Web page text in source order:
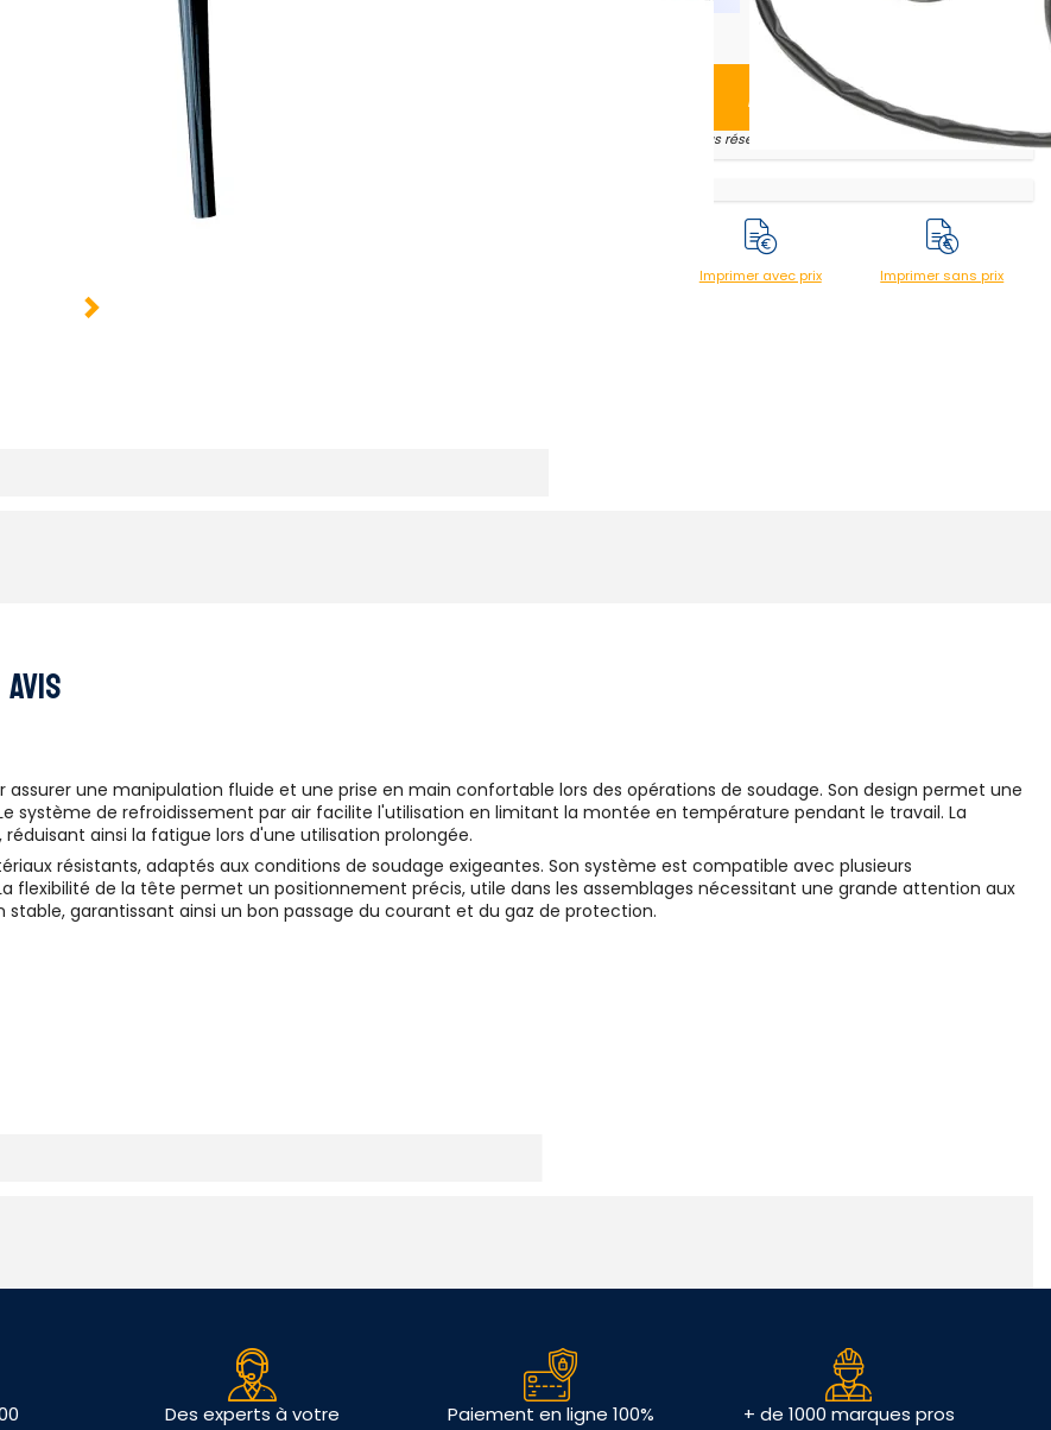
Ajouter au panier
* sous réserve du transporteur
Imprimer avec prix Imprimer sans prix
Avis
assurer une manipulation fluide et une prise en main confortable lors des opérations de soudage. Son design permet une
système de refroidissement par air facilite l'utilisation en limitant la montée en température pendant le travail. La
ainsi la fatigue lors d'une utilisation prolongée.
résistants, adaptés aux conditions de soudage exigeantes. Son système est compatible avec plusieurs
flexibilité de la tête permet un positionnement précis, utile dans les assemblages nécessitant une grande attention aux
garantissant ainsi un bon passage du courant et du gaz de protection.
Des experts à votre
Paiement en ligne 100%
+ de 1000 marques pros